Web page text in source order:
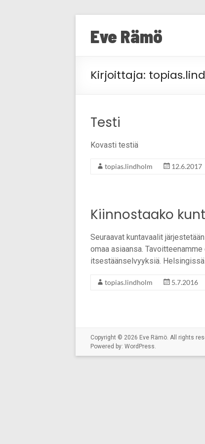
contentEve Rämö
Kirjoittaja:
Testi
Kovasti testiä
topias.lindholm 12.6.2017
Kiinnostaako
Seuraavat kuntavaalit
omaa asiaansa.
itsestäänselvyyksiä.
topias.lindholm 5.7.2016
Copyright © 2026 Eve Rämö. All rights
Powered by: WordPress.